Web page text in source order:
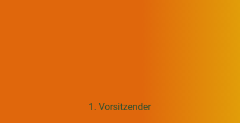
1. Vorsitzender